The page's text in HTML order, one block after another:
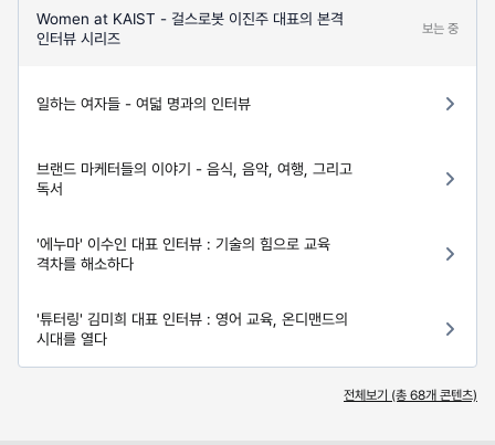
Women at KAIST - 걸스로봇 이진주 대표의 본격
인터뷰 시리즈
보는 중
일하는 여자들 - 여덟 명과의 인터뷰
브랜드 마케터들의 이야기 - 음식, 음악, 여행, 그리고
독서
'에누마' 이수인 대표 인터뷰 : 기술의 힘으로 교육
격차를 해소하다
'튜터링' 김미희 대표 인터뷰 : 영어 교육, 온디맨드의
시대를 열다
전체보기 (총 68개 콘텐츠)